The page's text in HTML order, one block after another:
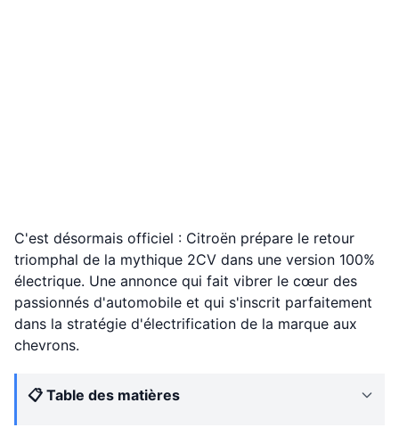
C'est désormais officiel : Citroën prépare le retour
triomphal de la mythique 2CV dans une version 100%
électrique. Une annonce qui fait vibrer le cœur des
passionnés d'automobile et qui s'inscrit parfaitement
dans la stratégie d'électrification de la marque aux
chevrons.
📋 Table des matières